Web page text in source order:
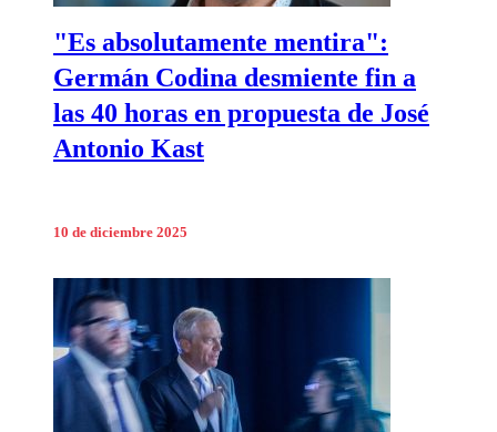
"Es absolutamente mentira":
Germán Codina desmiente fin a
las 40 horas en propuesta de José
Antonio Kast
10 de diciembre 2025